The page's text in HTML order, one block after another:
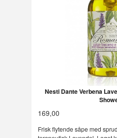
Nesti Dante Verbena
169,00
Frisk flytende såpe med